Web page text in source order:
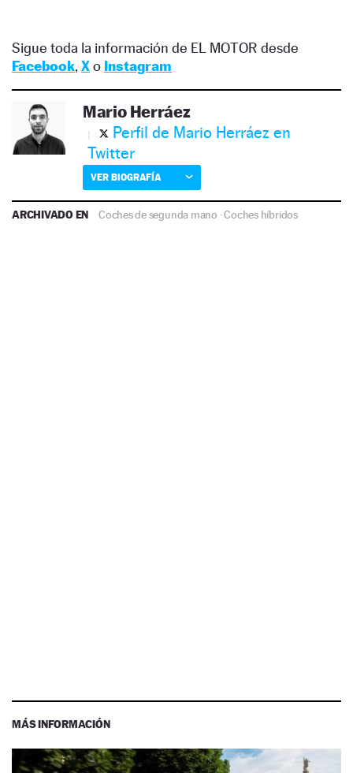
Sigue toda la información de EL MOTOR desde
Facebook, Xo Instagram
Mario Herráez
Perfil de Mario Herráez en
Twitter
VER BIOGRAFÍA
ARCHIVADO EN Coches de segunda mano ·Coches híbridos
MÁS INFORMACIÓN